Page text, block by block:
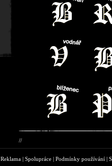
//
Reklama| Spolupráce| Podmínky používání|